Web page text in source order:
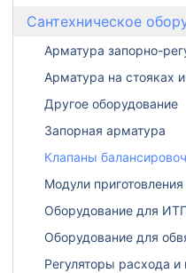
Сантехническое
Арматура запорно-
Арматура на стояках
Другое оборудование
Запорная арматура
Клапаны
Модули
Оборудование для
Оборудование для
Регуляторы расхода